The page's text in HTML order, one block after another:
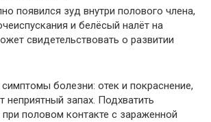
появился зуд внутри полового члена,
и белёсый налёт на
свидетельствовать о развитии
болезни: отек и покраснение,
неприятный запах. Подхватить
половом контакте с зараженной